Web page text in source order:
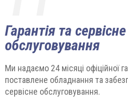
Гарантія та сервісне
обслуговування
Ми надаємо 24 місяці офіційної
поставлене обладнання та
сервісне обслуговування.